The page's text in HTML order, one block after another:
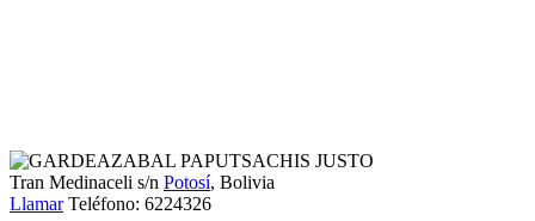
Tran Medinaceli s/n Potosí, Bolivia
Llamar Teléfono: 6224326